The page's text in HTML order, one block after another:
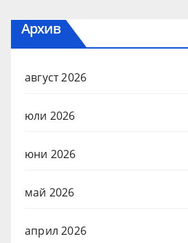
Архив
август 2026
юли 2026
юни 2026
май 2026
април 2026